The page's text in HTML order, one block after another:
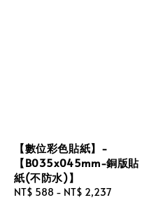
【數位彩色貼紙】-
【B035x045mm-銅版貼
紙(不防水)】
Regular
NT$ 588 - NT$ 2,237